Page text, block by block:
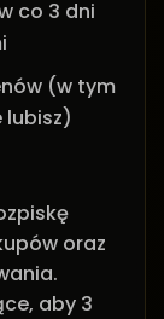
co 3 dni
(w tym
lubisz)
oraz
aby 3